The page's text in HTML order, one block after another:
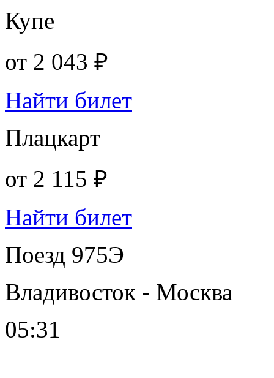
Купе
от 2 043 ₽
Найти билет
Плацкарт
от 2 115 ₽
Найти билет
Поезд 975Э
Владивосток - Москва
05:31